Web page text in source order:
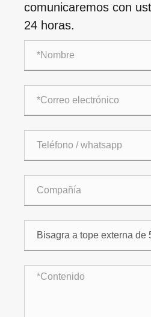
comunicaremos con
24 horas.